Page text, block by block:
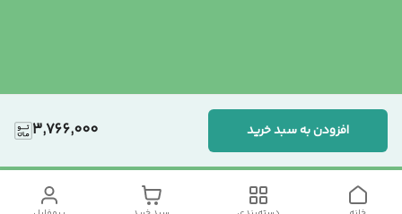
3,766,000 افزودن به سبد خرید